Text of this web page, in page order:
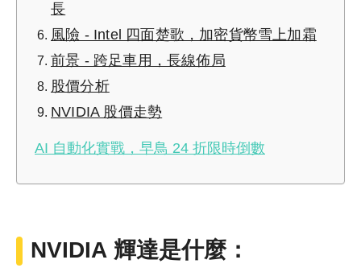
長
風險 - Intel 四面楚歌，加密貨幣雪上加霜
前景 - 跨足車用，長線佈局
股價分析
NVIDIA 股價走勢
AI 自動化實戰，早鳥 24 折限時倒數
NVIDIA 輝達是什麼：